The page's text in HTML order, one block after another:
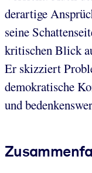
derartige
seine
kritischen Blick
Er skizziert
demokratische
und